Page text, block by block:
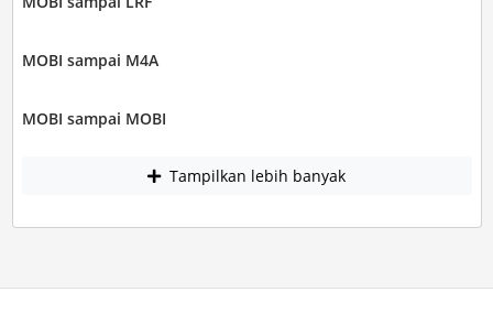
MOBI sampai M4A
MOBI sampai MOBI
Tampilkan lebih banyak